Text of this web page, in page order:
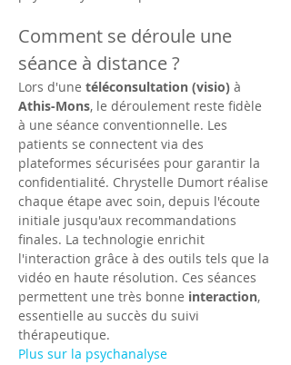
Comment se déroule une
séance à distance ?
Lors d'une téléconsultation (visio) à
Athis-Mons, le déroulement reste fidèle
à une séance conventionnelle. Les
patients se connectent via des
plateformes sécurisées pour garantir la
confidentialité. Chrystelle Dumort réalise
chaque étape avec soin, depuis l'écoute
initiale jusqu'aux recommandations
finales. La technologie enrichit
l'interaction grâce à des outils tels que la
vidéo en haute résolution. Ces séances
permettent une très bonne interaction,
essentielle au succès du suivi
thérapeutique.
Plus sur la psychanalyse